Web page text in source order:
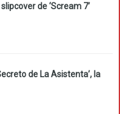
de ‘Scream 7’
de La Asistenta’, la